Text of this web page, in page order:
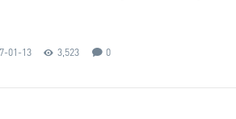
01-13 3,523 0